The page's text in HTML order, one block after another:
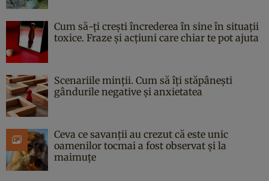
Cum să-ți crești încrederea în sine în situații
toxice. Fraze și acțiuni care chiar te pot ajuta
Scenariile minții. Cum să îți stăpânești
gândurile negative și anxietatea
Ceva ce savanții au crezut că este unic
oamenilor tocmai a fost observat și la
maimuțe